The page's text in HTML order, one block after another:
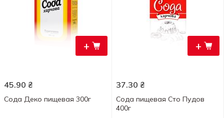
+
45.90 ₴
Сода Деко пищевая 300г
+
37.30 ₴
Сода пищевая Сто Пудов
400г